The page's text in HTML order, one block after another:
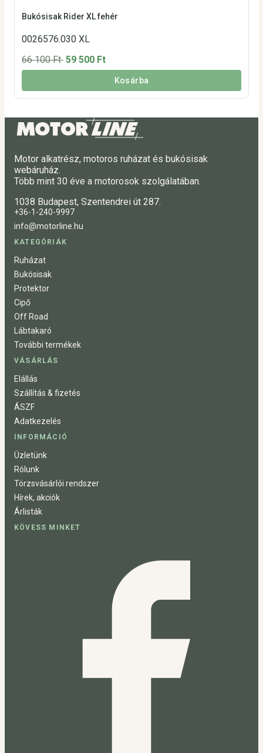
Bukósisak Rider XL fehér
0026576.030 XL
66 100 Ft 59 500 Ft
Kosárba
Motor alkatrész, motoros ruházat és bukósisak
webáruház.
Több mint 30 éve a motorosok szolgálatában.
1038 Budapest, Szentendrei út 287.
+36-1-240-9997
info@motorline.hu
KATEGÓRIÁK
Ruházat
Bukósisak
Protektor
Cipő
Off Road
Lábtakaró
További termékek
VÁSÁRLÁS
Elállás
Szállítás & fizetés
ÁSZF
Adatkezelés
INFORMÁCIÓ
Üzletünk
Rólunk
Törzsvásárlói rendszer
Hírek, akciók
Árlisták
KÖVESS MINKET